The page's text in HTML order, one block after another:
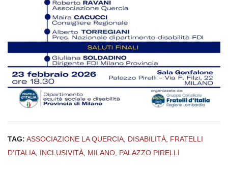
TAG: ASSOCIAZIONE LA QUERCIA DISABILITÀ FRATELLI
D'ITALIA INCLUSIVITÀ MILANO PALAZZO PIRELLI